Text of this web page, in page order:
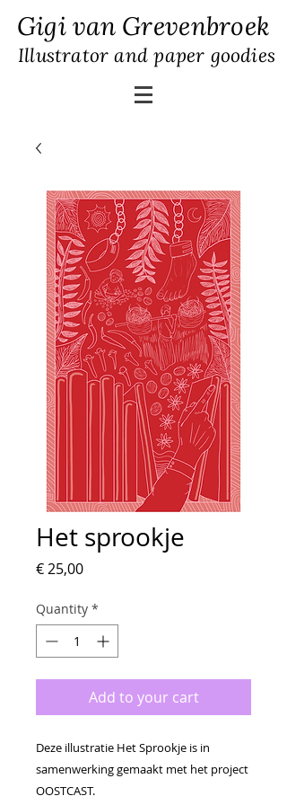
Gigi van Grevenbroek
Illustrator and paper goodies
Het sprookje
€ 25,00Price
Quantity *
Add to your cart
Deze illustratie Het Sprookje is in
samenwerking gemaakt met het project
OOSTCAST.